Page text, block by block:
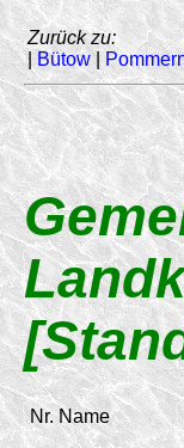
Zurück zu:
| Bütow |
Nr. Name